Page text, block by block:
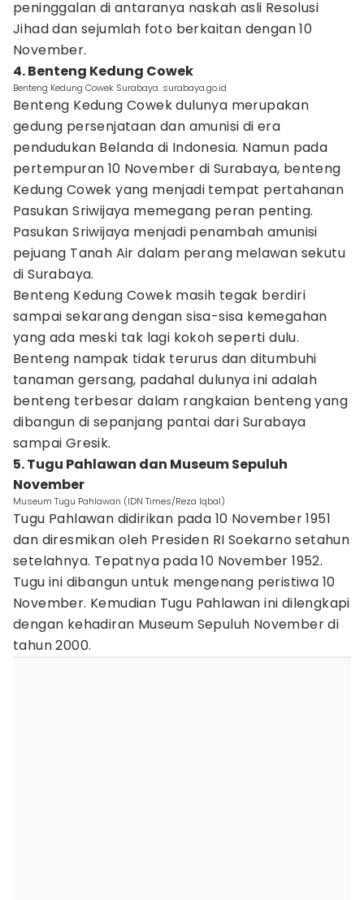
peninggalan di antaranya naskah asli Resolusi
Jihad dan sejumlah foto berkaitan dengan 10
November.
4. Benteng Kedung Cowek
Benteng Kedung Cowek Surabaya. surabaya.go.id
Benteng Kedung Cowek dulunya merupakan
gedung persenjataan dan amunisi di era
pendudukan Belanda di Indonesia. Namun pada
pertempuran 10 November di Surabaya, benteng
Kedung Cowek yang menjadi tempat pertahanan
Pasukan Sriwijaya memegang peran penting.
Pasukan Sriwijaya menjadi penambah amunisi
pejuang Tanah Air dalam perang melawan sekutu
di Surabaya.
Benteng Kedung Cowek masih tegak berdiri
sampai sekarang dengan sisa-sisa kemegahan
yang ada meski tak lagi kokoh seperti dulu.
Benteng nampak tidak terurus dan ditumbuhi
tanaman gersang, padahal dulunya ini adalah
benteng terbesar dalam rangkaian benteng yang
dibangun di sepanjang pantai dari Surabaya
sampai Gresik.
5. Tugu Pahlawan dan Museum Sepuluh
November
Museum Tugu Pahlawan (IDN Times/Reza Iqbal)
Tugu Pahlawan didirikan pada 10 November 1951
dan diresmikan oleh Presiden RI Soekarno setahun
setelahnya. Tepatnya pada 10 November 1952.
Tugu ini dibangun untuk mengenang peristiwa 10
November. Kemudian Tugu Pahlawan ini dilengkapi
dengan kehadiran Museum Sepuluh November di
tahun 2000.